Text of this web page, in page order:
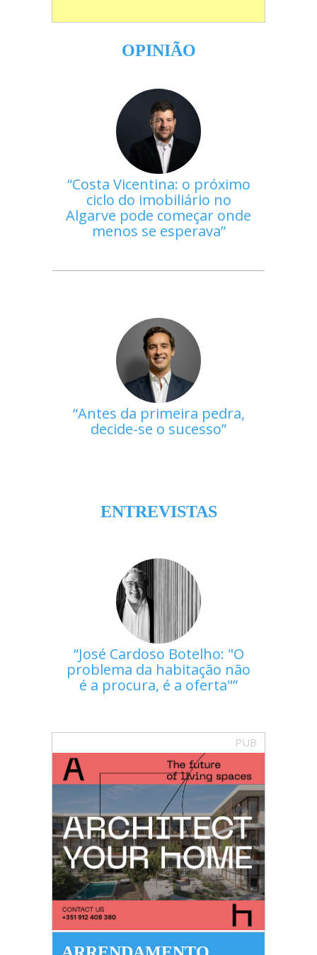
OPINIÃO
Costa Vicentina: o próximo
ciclo do imobiliário no
Algarve pode começar onde
menos se esperava
Antes da primeira pedra,
decide-se o sucesso
ENTREVISTAS
José Cardoso Botelho: "O
problema da habitação não
é a procura, é a oferta"
PUB